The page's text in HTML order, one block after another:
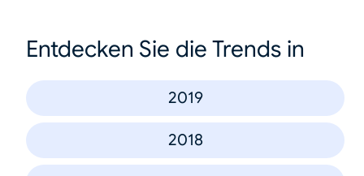
Entdecken Sie die Trends in
2019
2018